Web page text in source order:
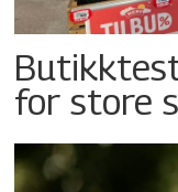
for store